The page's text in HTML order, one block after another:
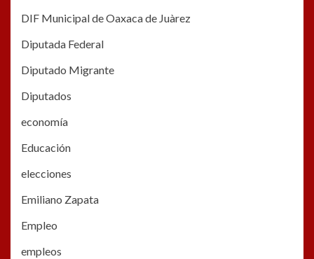
DIF Municipal de Oaxaca de Juàrez
Diputada Federal
Diputado Migrante
Diputados
economía
Educación
elecciones
Emiliano Zapata
Empleo
empleos